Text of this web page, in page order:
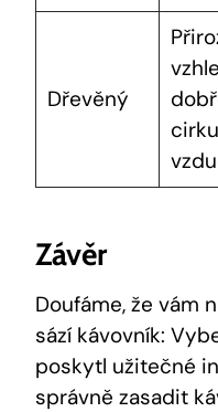
Dřevěný
Závěr
Doufáme, že vám
sází kávovník:
poskytl užitečné
správně zasadit